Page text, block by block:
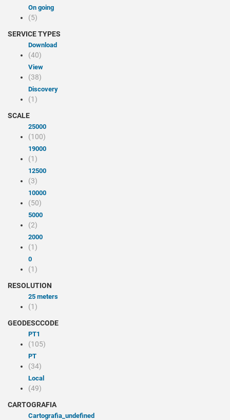
On going
(5)
SERVICE TYPES
Download
(40)
view
(38)
discovery
(1)
SCALE
25000
(100)
19000
(1)
12500
(3)
10000
(50)
5000
(2)
2000
(1)
0
(1)
RESOLUTION
25 meters
(1)
GEODESCCODE
PT1
(105)
PT
(34)
Local
(49)
CARTOGRAFIA
cartografia_undefined